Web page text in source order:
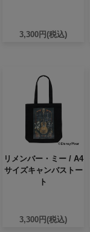
3,300円(税込)
リメンバー・ミー / A4
サイズキャンバストー
ト
3,300円(税込)